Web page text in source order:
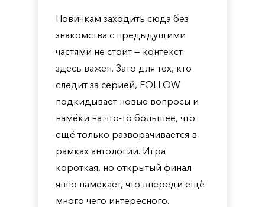
Новичкам заходить сюда без
знакомства с предыдущими
частями не стоит — контекст
здесь важен. Зато для тех, кто
следит за серией, FOLLOW
подкидывает новые вопросы и
намёки на что-то большее, что
ещё только разворачивается в
рамках антологии. Игра
короткая, но открытый финал
явно намекает, что впереди ещё
много чего интересного.